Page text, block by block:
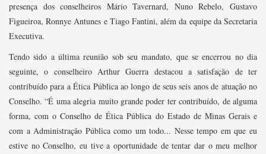
presença dos conselheiros Mário Tavernard, Nuno Rebelo, Gustavo
Figueiroa, Ronnye Antunes e Tiago Fantini, além da equipe da Secretaria
Executiva.
Tendo sido a última reunião sob seu mandato, que se encerrou no dia
seguinte, o conselheiro Arthur Guerra destacou a satisfação de ter
contribuído para a Ética Pública ao longo de seus seis anos de atuação no
Conselho. “É uma alegria muito grande poder ter contribuído, de alguma
forma, com o Conselho de Ética Pública do Estado de Minas Gerais e
com a Administração Pública como um todo... Nesse tempo em que eu
estive no Conselho, eu tive a oportunidade de tentar dar o meu melhor